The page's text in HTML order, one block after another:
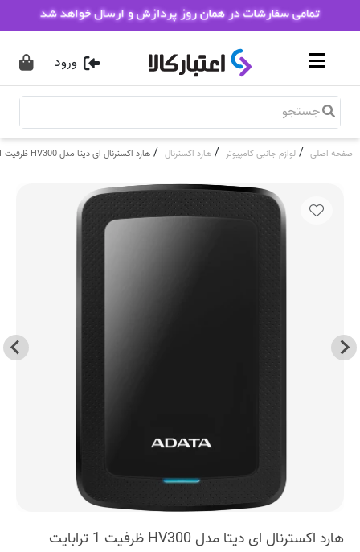
ورود
صفحه اصلی / لوازم جانبی کامپیوتر / هارد اکسترنال / هارد اکسترنال ای دیتا مدل HV300 ظرفیت 1 ترابایت
هارد اکسترنال ای دیتا مدل HV300 ظرفیت 1 ترابایت